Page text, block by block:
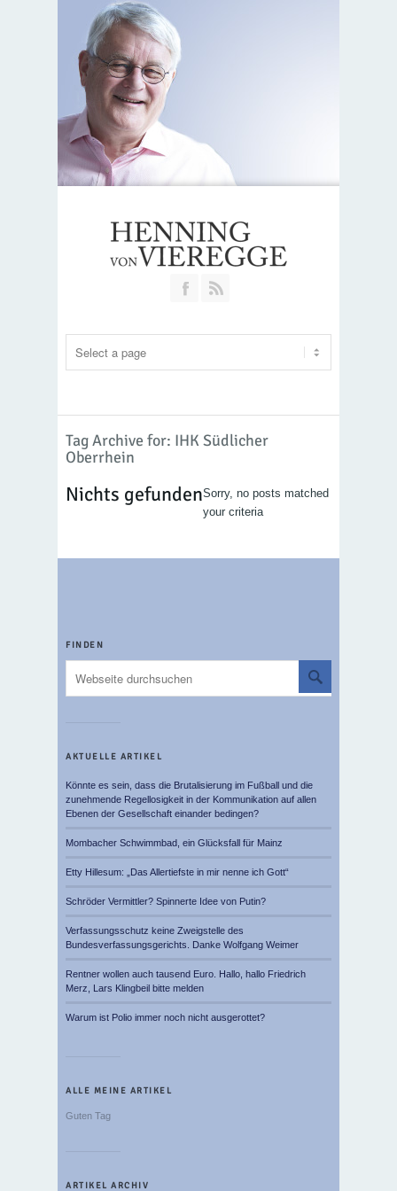
Join our Facebook Group
Tag Archive for: IHK Südlicher
Oberrhein
Nichts gefundenSorry, no posts matched
your criteria
FINDEN
AKTUELLE ARTIKEL
Könnte es sein, dass die Brutalisierung im Fußball und die
zunehmende Regellosigkeit in der Kommunikation auf allen
Ebenen der Gesellschaft einander bedingen?
Mombacher Schwimmbad, ein Glücksfall für Mainz
Etty Hillesum: „Das Allertiefste in mir nenne ich Gott“
Schröder Vermittler? Spinnerte Idee von Putin?
Verfassungsschutz keine Zweigstelle des
Bundesverfassungsgerichts. Danke Wolfgang Weimer
Rentner wollen auch tausend Euro. Hallo, hallo Friedrich
Merz, Lars Klingbeil bitte melden
Warum ist Polio immer noch nicht ausgerottet?
ALLE MEINE ARTIKEL
Guten Tag
ARTIKEL ARCHIV